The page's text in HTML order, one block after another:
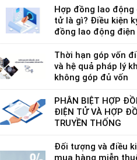
Hợp đồng lao động
tử là gì? Điều kiện
đồng lao động
Thời hạn góp vốn
và hệ quả pháp lý
không góp đủ vốn
PHÂN BIỆT HỢP
ĐIỆN TỬ VÀ HỢP
TRUYỀN THỐNG
Đối tượng và điều
mua hàng miễn